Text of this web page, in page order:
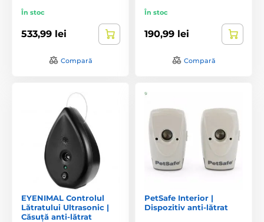
În stoc
533,99 lei
Compară
În stoc
190,99 lei
Compară
EYENIMAL Controlul
Lătratului Ultrasonic |
Căsuță anti-lătrat
PetSafe Interior |
Dispozitiv anti-lătrat